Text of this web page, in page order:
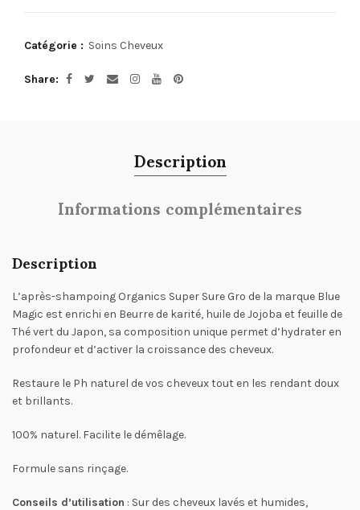
Catégorie : Soins Cheveux
Share
Description
Informations complémentaires
Description
L’après-shampoing Organics Super Sure Gro de la marque Blue
Magic est enrichi en Beurre de karité, huile de Jojoba et feuille de
Thé vert du Japon, sa composition unique permet d’hydrater en
profondeur et d’activer la croissance des cheveux.
Restaure le Ph naturel de vos cheveux tout en les rendant doux
et brillants.
100% naturel. Facilite le démêlage.
Formule sans rinçage.
Conseils d’utilisation : Sur des cheveux lavés et humides,